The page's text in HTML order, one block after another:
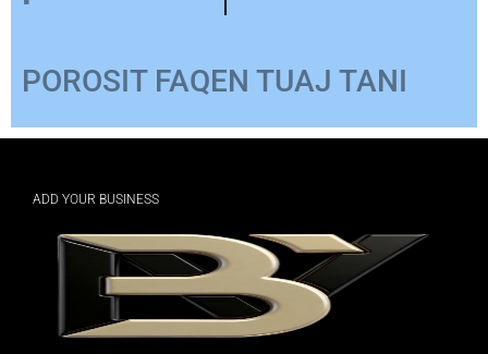
POROSIT FAQEN TUAJ TANI
ADD YOUR BUSINESS
Grow with confidence